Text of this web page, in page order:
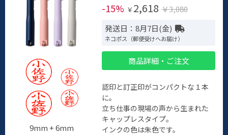
9mm + 6mm
-15% ￥ 2,618 ￥3,080
発送日：8月7日(金)
ネコポス（郵便受けへお届け）
商品詳細・ご注文
認印と訂正印がコンパクトな１本
に。
立ち仕事の現場の声から生まれた
キャップレスタイプ。
インクの色は朱色です。